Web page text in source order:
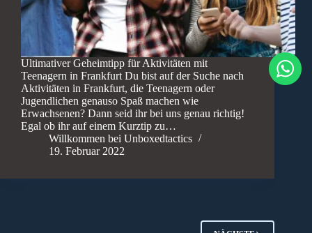
Ultimativer Geheimtipp für Aktivitäten mit
Teenagern in Frankfurt Du bist auf der Suche nach
Aktivitäten in Frankfurt, die Teenagern oder
Jugendlichen genauso Spaß machen wie
Erwachsenen? Dann seid ihr bei uns genau richtig!
Egal ob ihr auf einem Kurztip zu…
Willkommen bei Unboxedtactics
19. Februar 2022